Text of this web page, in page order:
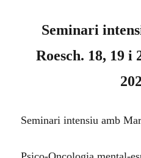
Seminari
Roesch. 18, 19 i
Seminari intensiu amb